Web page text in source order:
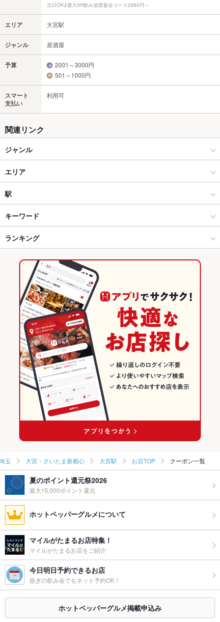
当日OK♪最大3H飲み放題宴会コース2980円～
エリア 大宮駅
ジャンル 居酒屋
予算
2001～3000円
501～1000円
スマート
支払い
利用可
関連リンク
ジャンル
居酒屋
和風
大宮・さいたま新都心 × 居酒屋
大宮・さいたま新都心 × 和風
大宮駅 × 居酒屋
大宮駅 × 和風
焼き鳥・鶏料理
大宮・さいたま新都心 × 和食
大宮・さいたま新都心 × 焼き鳥・鶏料理
大宮駅 × 和食
大宮駅 × 焼き鳥・鶏料理
エリア
大宮駅
大宮駅 × 居酒屋
大宮駅 × 和風
大宮駅 × 和食
大宮駅 × 焼き鳥・鶏料理
埼玉 × 居酒屋
埼玉 × 和風
埼玉 × 和食
埼玉 × 焼き鳥・鶏料理
駅
大宮駅
さいたま新都心駅
東大宮駅
キーワード
手羽先 からあげ 刺身
たこ焼き
ランキング
埼玉のグルメランキング
埼玉の居酒屋ランキング
大宮・さいたま新都心のグルメランキング
大宮・さいたま新都心の居酒屋ランキング
大宮駅のグルメランキング
大宮駅の居酒屋ランキング
玉 大宮・さいたま新都心 大宮駅 お店TOP クーポン一覧
夏のポイント還元祭2026
最大15,000ポイント還元
ホットペッパーグルメについて
マイルがたまるお店特集！
マイルがたまるお店をご紹介
今日明日予約できるお店
急ぎの飲み会でもネット予約OK！
ホットペッパーグルメ掲載申込み